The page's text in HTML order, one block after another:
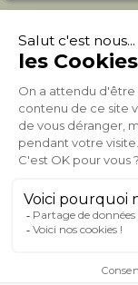
24/
À PROPOS DE